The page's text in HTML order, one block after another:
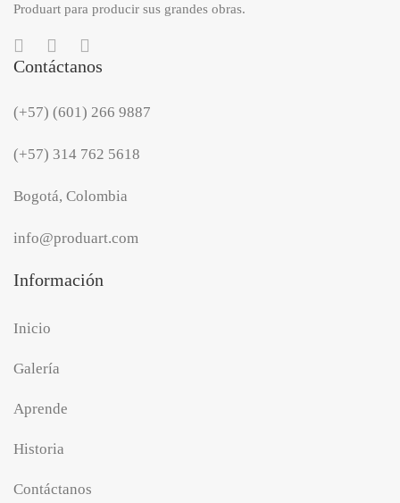
Produart para producir sus grandes obras.
Contáctanos
(+57) (601) 266 9887
(+57) 314 762 5618
Bogotá, Colombia
info@produart.com
Información
Inicio
Galería
Aprende
Historia
Contáctanos